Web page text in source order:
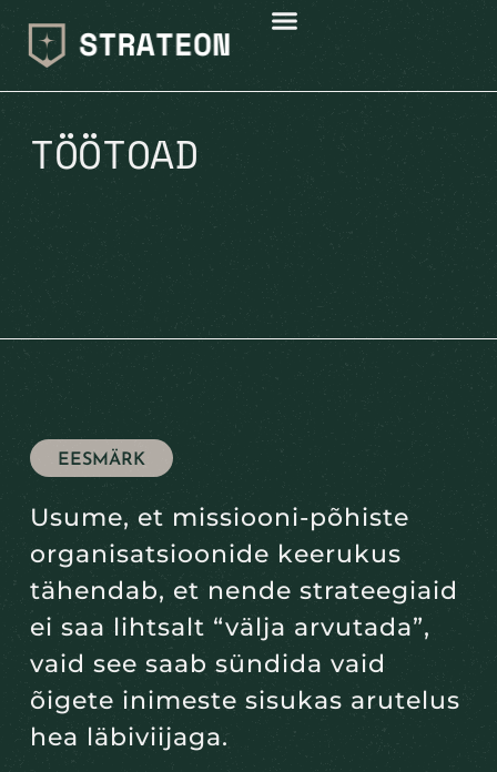
TÖÖTOAD
EESMÄRK
Usume, et missiooni-põhiste
organisatsioonide keerukus
tähendab, et nende strateegiaid
ei saa lihtsalt “välja arvutada”,
vaid see saab sündida vaid
õigete inimeste sisukas arutelus
hea läbiviijaga.